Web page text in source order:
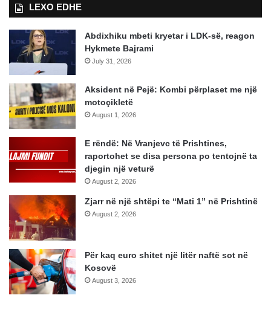
LEXO EDHE
Abdixhiku mbeti kryetar i LDK-së, reagon
Hykmete Bajrami
July 31, 2026
Aksident në Pejë: Kombi përplaset me një
motoçikletë
August 1, 2026
E rëndë: Në Vranjevc të Prishtines,
raportohet se disa persona po tentojnë ta
djegin një veturë
August 2, 2026
Zjarr në një shtëpi te “Mati 1” në Prishtinë
August 2, 2026
Për kaq euro shitet një litër naftë sot në
Kosovë
August 3, 2026